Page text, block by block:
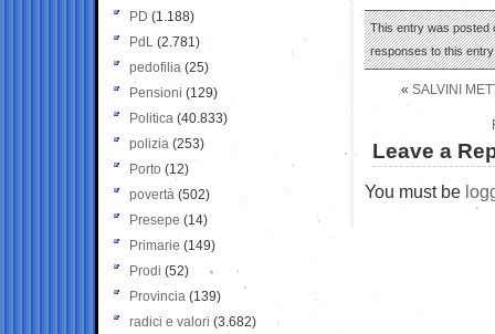
This entry was posted
responses to this
« SALVINI
Leave a
You must be
PD (1.188)
PdL (2.781)
pedofilia (25)
Pensioni (129)
Politica (40.833)
polizia (253)
Porto (12)
povertà (502)
Presepe (14)
Primarie (149)
Prodi (52)
Provincia (139)
radici e valori (3.682)